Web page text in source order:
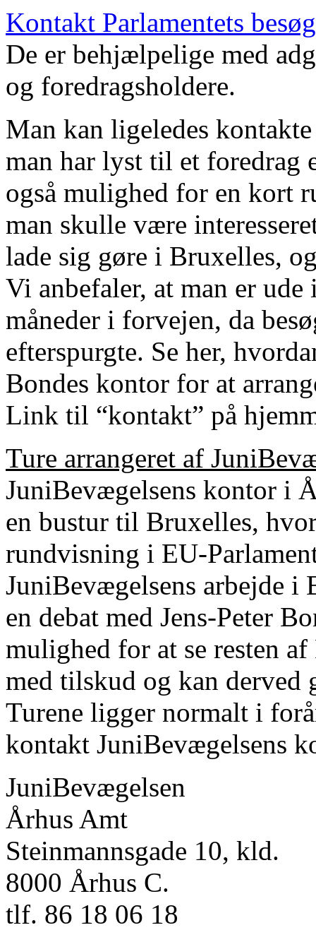
Kontakt Parlamentets
De er behjælpelige med
og foredragsholdere.
Man kan ligeledes
man har lyst til et foredrag
også mulighed for en kort
man skulle være
lade sig gøre i Bruxelles,
Vi anbefaler, at man er
måneder i forvejen, da
efterspurgte. Se her,
Bondes kontor for at
Link til “kontakt” på
Ture arrangeret af
JuniBevægelsens kontor i
en bustur til Bruxelles,
rundvisning i EU-
JuniBevægelsens arbejde i
en debat med Jens-Peter
mulighed for at se resten
med tilskud og kan derved
Turene ligger normalt i
kontakt JuniBevægelsens
JuniBevægelsen
Århus Amt
Steinmannsgade 10, kld.
8000 Århus C.
tlf. 86 18 06 18